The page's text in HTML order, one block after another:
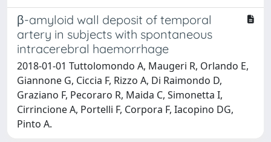
β-amyloid wall deposit of temporal
artery in subjects with spontaneous
intracerebral haemorrhage
2018-01-01 Tuttolomondo A, Maugeri R, Orlando E,
Giannone G, Ciccia F, Rizzo A, Di Raimondo D,
Graziano F, Pecoraro R, Maida C, Simonetta I,
Cirrincione A, Portelli F, Corpora F, Iacopino DG,
Pinto A.